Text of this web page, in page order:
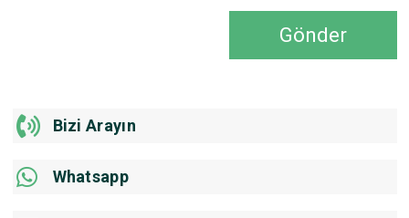
Gönder
Bizi Arayın
Whatsapp